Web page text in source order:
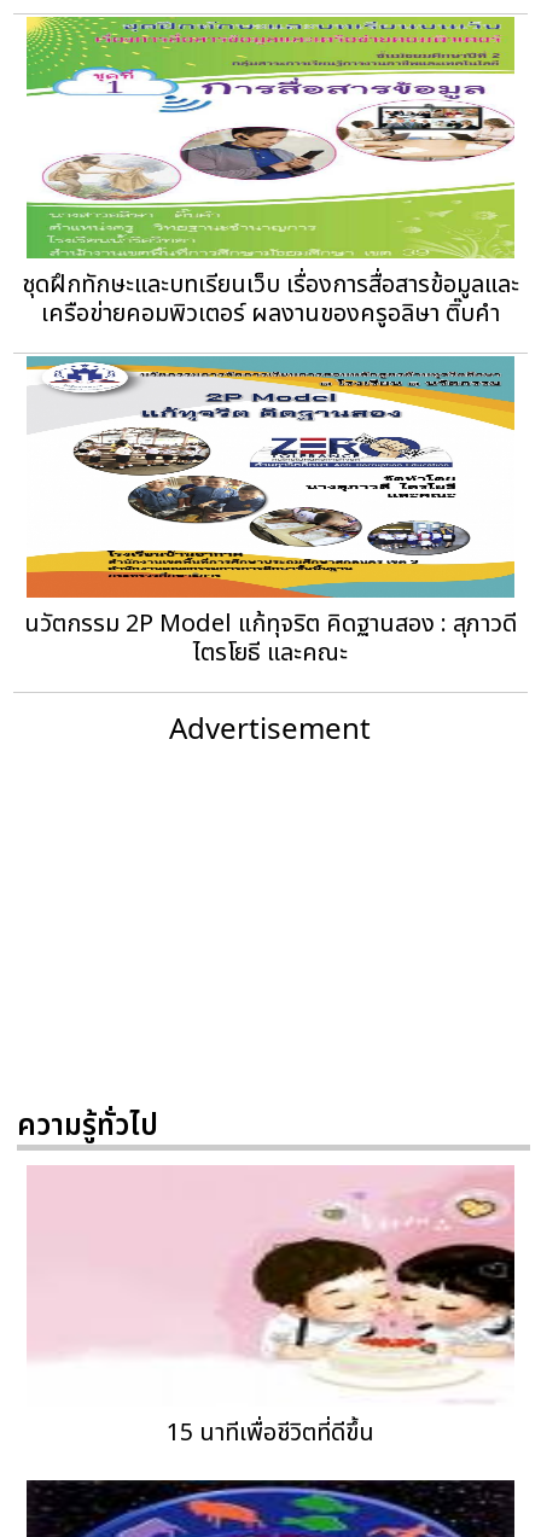
ชุดฝึกทักษะและบทเรียนเว็บ เรื่องการสื่อสารข้อมูลและ
เครือข่ายคอมพิวเตอร์ ผลงานของครูอลิษา ติ๊บคำ
นวัตกรรม 2P Model แก้ทุจริต คิดฐานสอง : สุภาวดี
ไตรโยธี และคณะ
Advertisement
ความรู้ทั่วไป
15 นาทีเพื่อชีวิตที่ดีขึ้น